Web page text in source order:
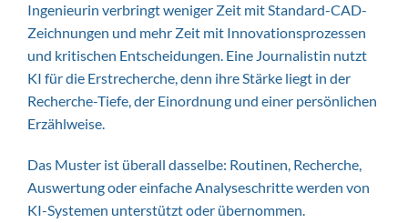
Ingenieurin verbringt weniger Zeit mit Standard-CAD-
Zeichnungen und mehr Zeit mit Innovationsprozessen
und kritischen Entscheidungen. Eine Journalistin nutzt
KI für die Erstrecherche, denn ihre Stärke liegt in der
Recherche-Tiefe, der Einordnung und einer persönlichen
Erzählweise.
Das Muster ist überall dasselbe: Routinen, Recherche,
Auswertung oder einfache Analyseschritte werden von
KI-Systemen unterstützt oder übernommen.